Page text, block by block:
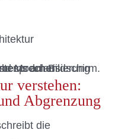
verstehen:
Abgrenzung
die